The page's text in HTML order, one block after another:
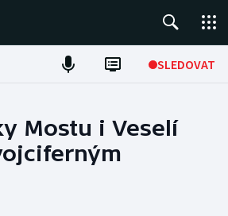
SLEDOVAT
Mostu i Veselí